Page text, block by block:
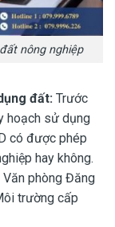
nông nghiệp
đất: Trước
hoạch sử dụng
có được phép
hay không.
phòng Đăng
trường cấp